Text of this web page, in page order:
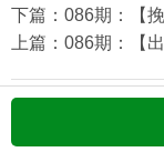
下篇：086期：【
上篇：086期：【